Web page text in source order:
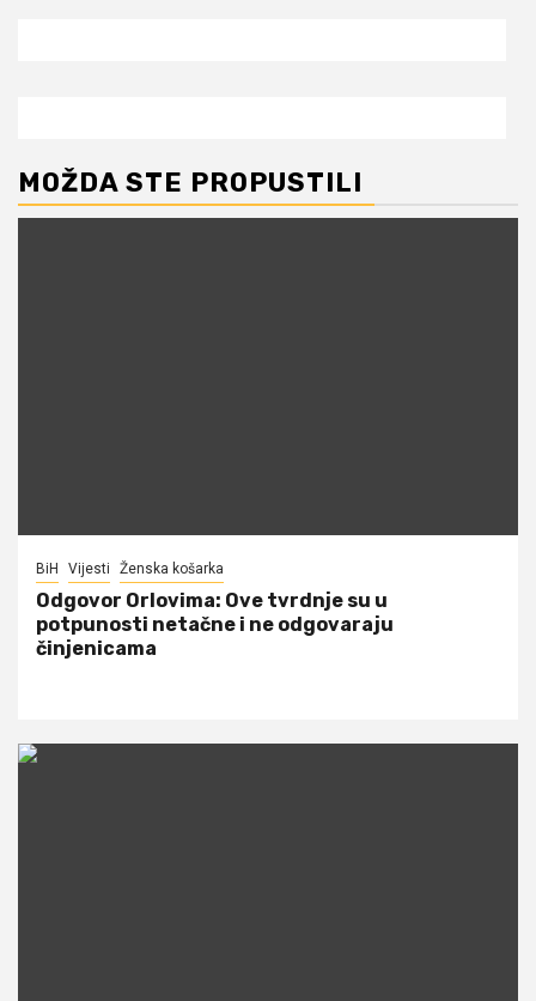
MOŽDA STE PROPUSTILI
BiH Vijesti Ženska košarka
Odgovor Orlovima: ​Ove tvrdnje su u
potpunosti netačne i ne odgovaraju
činjenicama